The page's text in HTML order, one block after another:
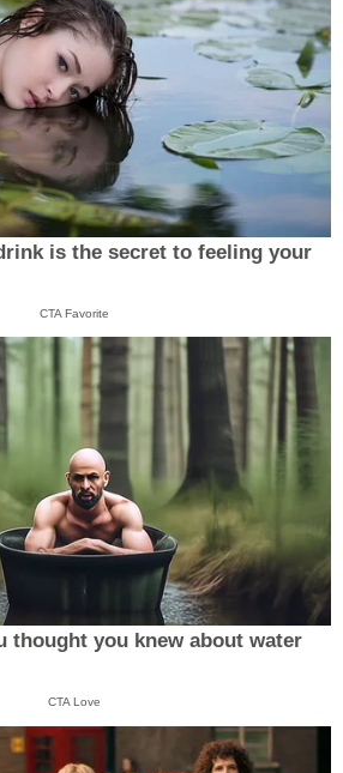
is the secret to feeling your
CTA Favorite
thought you knew about water
CTA Love